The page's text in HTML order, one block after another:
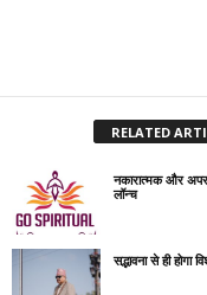
RELATED
नकारात्मक और
लॉन्च
सद्भावना से ही होगा